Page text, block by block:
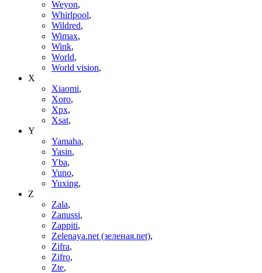
Weyon,
Whirlpool,
Wildred,
Wimax,
Wink,
World,
World vision,
X
Xiaomi,
Xoro,
Xpx,
Xsat,
Y
Yamaha,
Yasin,
Yba,
Yuno,
Yuxing,
Z
Zala,
Zanussi,
Zappiti,
Zelenaya.net (зеленая.net),
Zifra,
Zifro,
Zte,